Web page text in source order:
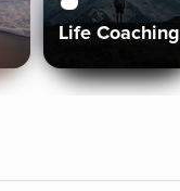
Life Coaching